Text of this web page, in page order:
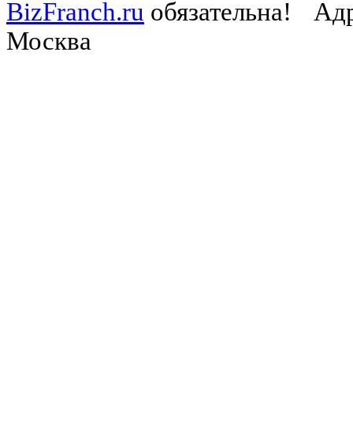
BizFranch.ru обязательна!
Москва